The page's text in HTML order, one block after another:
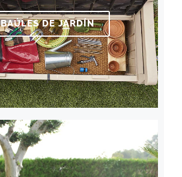
BAÚLES DE JARDÍN